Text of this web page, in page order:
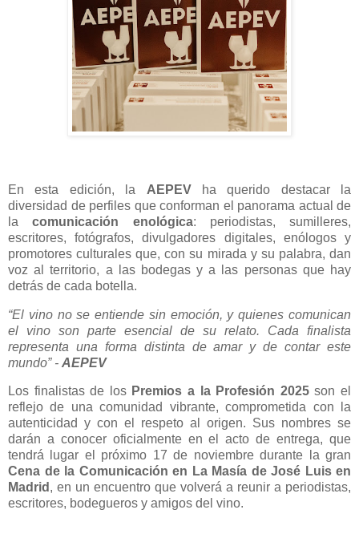
En esta edición, la AEPEVha querido destacar la
diversidad de perfiles que conforman el panorama actual de
lacomunicación enológica: periodistas, sumilleres,
escritores, fotógrafos, divulgadores digitales, enólogos y
promotores culturales que, con su mirada y su palabra, dan
voz al territorio, a las bodegas y a las personas que hay
detrás de cada botella.
“El vino no se entiende sin emoción, y quienes comunican
el vino son parte esencial de su relato. Cada finalista
representa una forma distinta de amar y de contar este
mundo” - AEPEV
Los finalistas de los Premios a la Profesión 2025son el
reflejo de una comunidad vibrante, comprometida con la
autenticidad y con el respeto al origen. Sus nombres se
darán a conocer oficialmente en el acto de entrega, que
tendrá lugar el próximo 17 de noviembre durante la gran
Cena de la Comunicación en La Masía de José Luis en
Madrid , en un encuentro que volverá a reunir a periodistas,
escritores, bodegueros y amigos del vino.